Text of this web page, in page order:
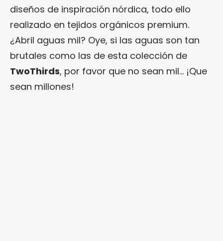
diseños de inspiración nórdica, todo ello
realizado en tejidos orgánicos premium.
¿Abril aguas mil? Oye, si las aguas son tan
brutales como las de esta colección de
TwoThirds, por favor que no sean mil… ¡Que
sean millones!